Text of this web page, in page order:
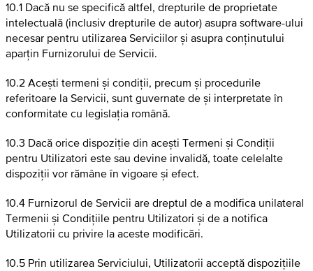
10.1 Dacă nu se specifică altfel, drepturile de proprietate
intelectuală (inclusiv drepturile de autor) asupra software-ului
necesar pentru utilizarea Serviciilor și asupra conținutului
aparțin Furnizorului de Servicii.
10.2 Acești termeni și condiții, precum și procedurile
referitoare la Servicii, sunt guvernate de și interpretate în
conformitate cu legislația română.
10.3 Dacă orice dispoziție din acești Termeni și Condiții
pentru Utilizatori este sau devine invalidă, toate celelalte
dispoziții vor rămâne în vigoare și efect.
10.4 Furnizorul de Servicii are dreptul de a modifica unilateral
Termenii și Condițiile pentru Utilizatori și de a notifica
Utilizatorii cu privire la aceste modificări.
10.5 Prin utilizarea Serviciului, Utilizatorii acceptă dispozițiile